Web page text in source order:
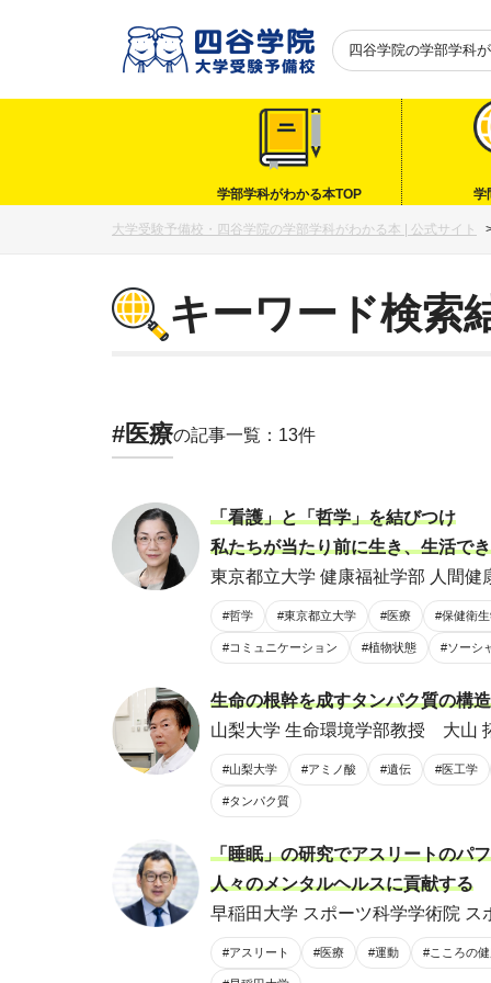
四谷学院の学部学科
学部学科がわかる本TOP 学
大学受験予備校・四谷学院の学部学科がわかる本 | 公式サイト
キーワード検索
#医療の記事一覧：13件
「看護」と「哲学」を結びつけ
私たちが当たり前に生き、生活で
東京都立大学 健康福祉学部 人間健
#哲学 #東京都立大学 #医療 #保健衛
#コミュニケーション #植物状態 #ソーシ
生命の根幹を成すタンパク質の構
山梨大学 生命環境学部教授 大山
#山梨大学 #アミノ酸 #遺伝 #医工学
#タンパク質
「睡眠」の研究でアスリートのパ
人々のメンタルヘルスに貢献する
早稲田大学 スポーツ科学学術院
#アスリート #医療 #運動 #こころの